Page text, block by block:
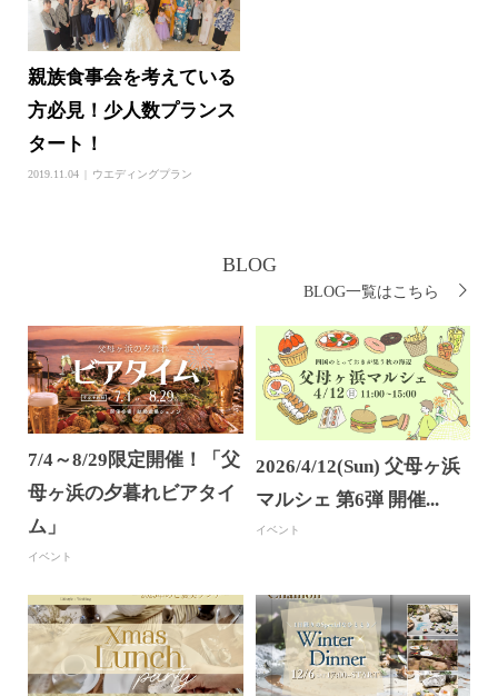
親族食事会を考えている
方必見！少人数プランス
タート！
2019.11.04 ウエディングプラン
BLOG
BLOG一覧はこちら
7/4～8/29限定開催！「父
母ヶ浜の夕暮れビアタイ
ム」
イベント
2026/4/12(Sun) 父母ヶ浜
マルシェ 第6弾 開催...
イベント